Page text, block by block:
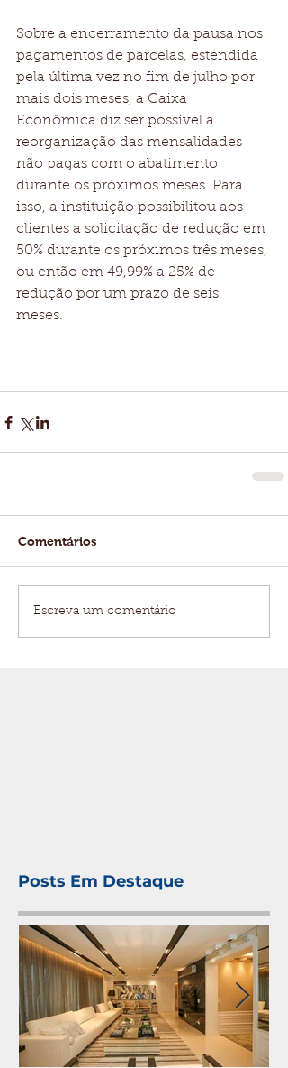
Sobre a encerramento da pausa nos
pagamentos de parcelas, estendida
pela última vez no fim de julho por
mais dois meses, a Caixa
Econômica diz ser possível a
reorganização das mensalidades
não pagas com o abatimento
durante os próximos meses. Para
isso, a instituição possibilitou aos
clientes a solicitação de redução em
50% durante os próximos três meses,
ou então em 49,99% a 25% de
redução por um prazo de seis
meses.
Comentários
Escreva um comentário
Posts Em Destaque